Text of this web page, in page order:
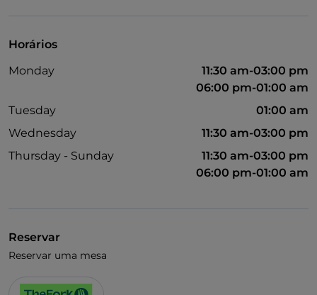
Casa de banho para pessoas com deficiência
Fala-se inglês
Fala-se francês
Wi-Fi
Horários
Monday
11:30 am-03:00 pm
06:00 pm-01:00 am
Tuesday
01:00 am
Wednesday
11:30 am-03:00 pm
Thursday - Sunday
11:30 am-03:00 pm
06:00 pm-01:00 am
Reservar
Reservar uma mesa